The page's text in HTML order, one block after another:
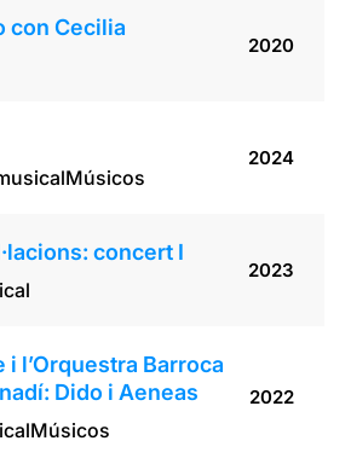
con Cecilia
2020
Músicos
2024
concert I
2023
i l’Orquestra Barroca
Dido i Aeneas
Músicos
2022